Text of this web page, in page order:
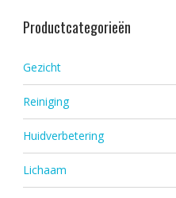
Productcategorieën
Gezicht
Reiniging
Huidverbetering
Lichaam